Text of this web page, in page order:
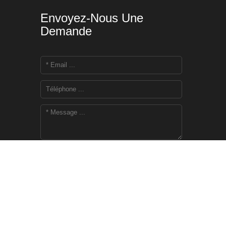
Envoyez-Nous Une
Demande